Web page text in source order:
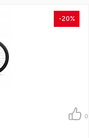
-20%
0